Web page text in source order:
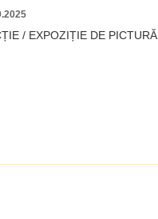
/ EXPOZIȚIE DE PICTURĂ